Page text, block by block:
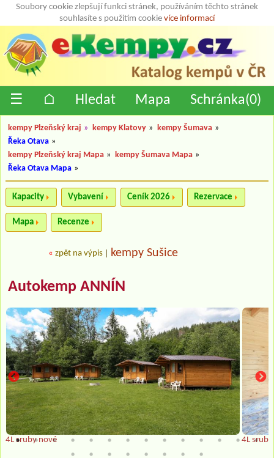
Soubory cookie zlepšují funkci stránek, používáním těchto stránek
souhlasíte s použitím cookie více informací
☰ ⌂ Hledat Mapa Schránka(0)
kempy Plzeňský kraj » kempy Klatovy » kempy Šumava »
Řeka Otava »
kempy Plzeňský kraj Mapa » kempy Šumava Mapa »
Řeka Otava Mapa »
Kapacity Vybavení Ceník 2026 Rezervace
Mapa Recenze
« zpět na výpis kempy Sušice
Autokemp ANNÍN
4L sruby nové 4L